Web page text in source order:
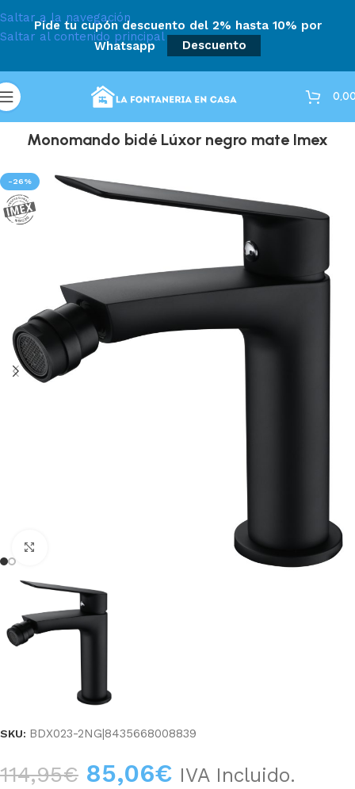
Saltar a la navegación
Saltar al contenido principal
Pide tu cupón descuento del 2% hasta 10% por
Whatsapp
Descuento
Monomando bidé Lúxor negro mate Imex
-26%
SKU: BDX023-2NG|8435668008839
114,95€ 85,06€ IVA Incluido.